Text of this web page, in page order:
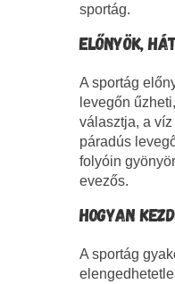
sportág.
ELŐNYÖK,
A sportág
levegőn
választja, a
páradús
folyóin
evezős.
HOGYAN
A sportág